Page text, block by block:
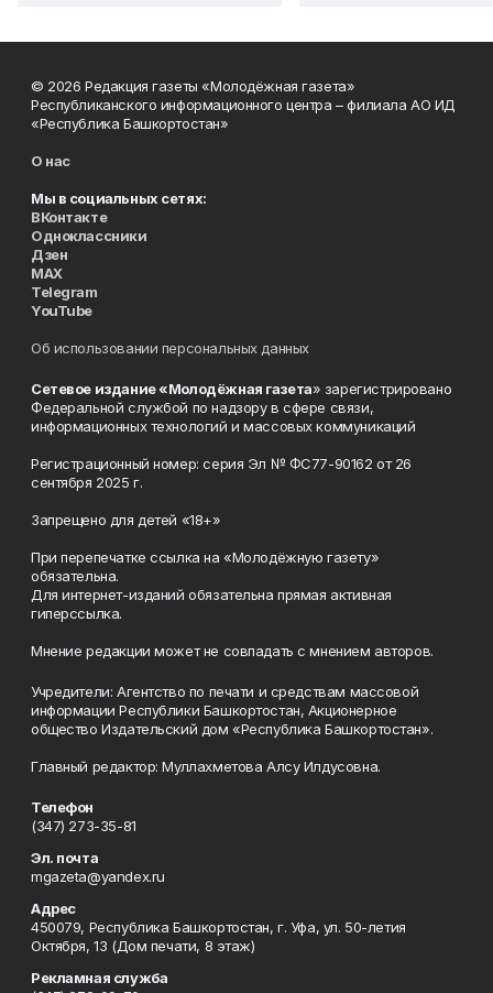
© 2026 Редакция газеты «Молодёжная газета»
Республиканского информационного центра – филиала АО ИД
«Республика Башкортостан»
О нас
Мы в социальных сетях:
ВКонтакте
Одноклассники
Дзен
MAX
Telegram
YouTube
Об использовании персональных данных
Сетевое издание «Молодёжная газета» зарегистрировано
Федеральной службой по надзору в сфере связи,
информационных технологий и массовых коммуникаций
Регистрационный номер: серия Эл № ФС77-90162 от 26
сентября 2025 г.
Запрещено для детей «18+»
При перепечатке ссылка на «Молодёжную газету»
обязательна.
Для интернет-изданий обязательна прямая активная
гиперссылка.
Мнение редакции может не совпадать с мнением авторов.
Учредители: Агентство по печати и средствам массовой
информации Республики Башкортостан, Акционерное
общество Издательский дом «Республика Башкортостан».
Главный редактор: Муллахметова Алсу Илдусовна.
Телефон
(347) 273-35-81
Эл. почта
mgazeta@yandex.ru
Адрес
450079, Республика Башкортостан, г. Уфа, ул. 50-летия
Октября, 13 (Дом печати, 8 этаж)
Рекламная служба